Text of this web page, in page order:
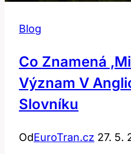
Blog
Co Znamená
Význam V
Slovníku
OdEuroTran.cz 27. 5.